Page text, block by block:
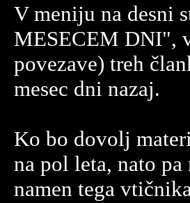
V meniju na desni
MESECEM DNI",
povezave) treh
mesec dni nazaj.
Ko bo dovolj
na pol leta, nato
namen tega